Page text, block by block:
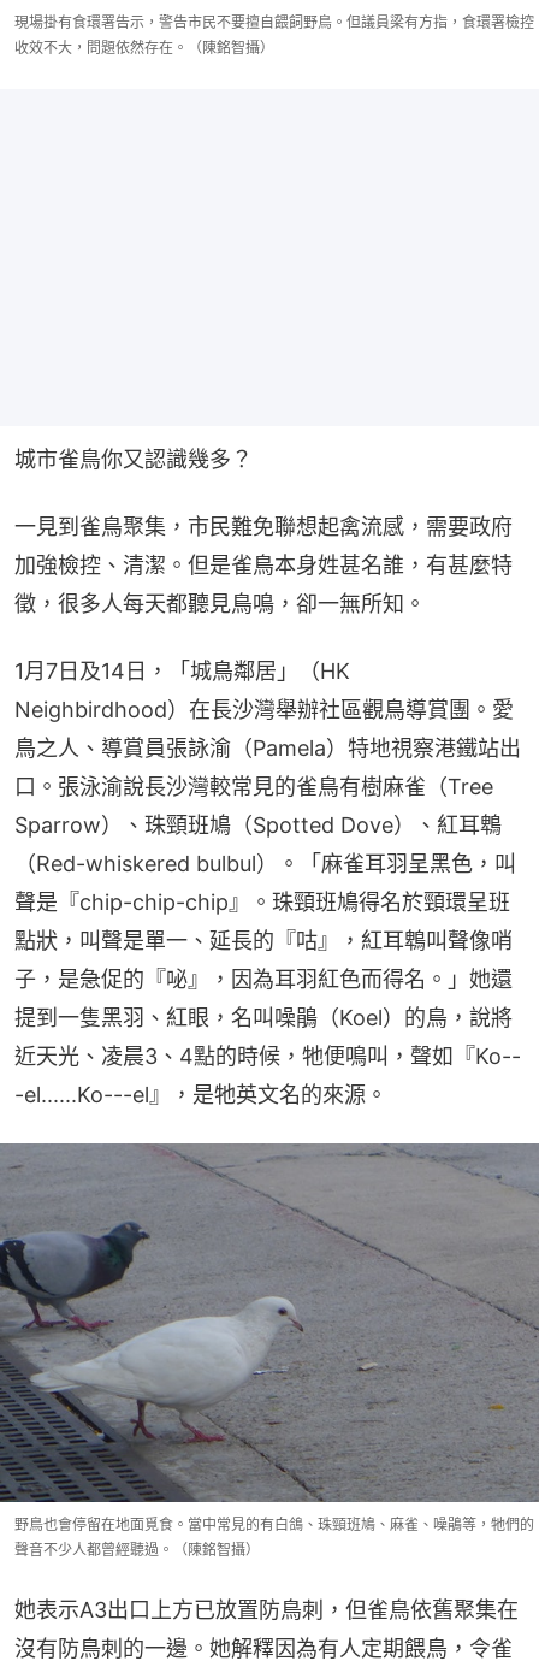
現場掛有食環署告示，警告市民不要擅自餵飼野鳥。但議員梁有方指，食環署檢控
收效不大，問題依然存在。（陳銘智攝）
城市雀鳥你又認識幾多？
一見到雀鳥聚集，市民難免聯想起禽流感，需要政府
加強檢控、清潔。但是雀鳥本身姓甚名誰，有甚麼特
徵，很多人每天都聽見鳥鳴，卻一無所知。
1月7日及14日，「城鳥鄰居」（HK
Neighbirdhood）在長沙灣舉辦社區觀鳥導賞團。愛
鳥之人、導賞員張詠渝（Pamela）特地視察港鐵站出
口。張泳渝說長沙灣較常見的雀鳥有樹麻雀（Tree
Sparrow）、珠頸班鳩（Spotted Dove）、紅耳鵯
（Red-whiskered bulbul）。「麻雀耳羽呈黑色，叫
聲是『chip-chip-chip』。珠頸班鳩得名於頸環呈班
點狀，叫聲是單一、延長的『咕』，紅耳鵯叫聲像哨
子，是急促的『咇』，因為耳羽紅色而得名。」她還
提到一隻黑羽、紅眼，名叫噪鵑（Koel）的鳥，說將
近天光、凌晨3、4點的時候，牠便鳴叫，聲如『Ko--
-el......Ko---el』，是牠英文名的來源。
野鳥也會停留在地面覓食。當中常見的有白鴿、珠頸班鳩、麻雀、噪鵑等，牠們的
聲音不少人都曾經聽過。（陳銘智攝）
她表示A3出口上方已放置防鳥刺，但雀鳥依舊聚集在
沒有防鳥刺的一邊。她解釋因為有人定期餵鳥，令雀